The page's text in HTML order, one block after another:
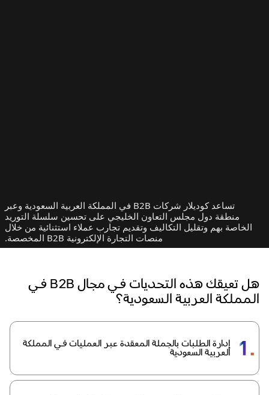
تساعد كوديلار شركات B2B في المملكة العربية السعودية وعبر
منطقة دول مجلس التعاون الخليجي على تحسين سلسلة التوريد
الخاصة بهم وتقليل التكاليف وتقديم تجارب عملاء استثنائية من خلال
منصات التجارة الإلكترونية B2B المخصصة.
هل تعيقك هذه التحديات في مجال B2B في
المملكة العربية السعودية؟
إدارة الطلبات بالجملة المعقدة عبر العمليات في المملكة
العربية السعودية